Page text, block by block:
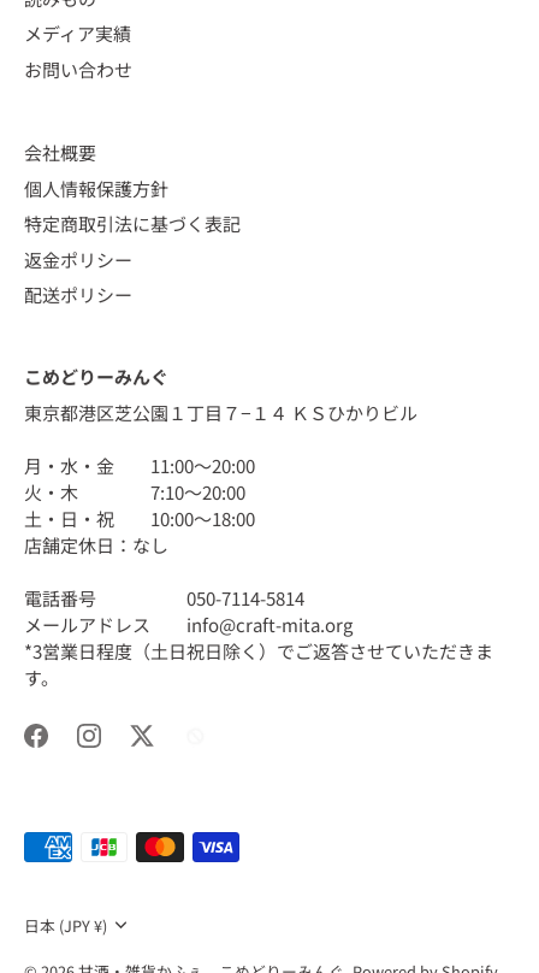
メディア実績
お問い合わせ
会社概要
個人情報保護方針
特定商取引法に基づく表記
返金ポリシー
配送ポリシー
こめどりーみんぐ
東京都港区芝公園１丁目７−１４ ＫＳひかりビル
月・水・金 11:00〜20:00
火・木 7:10〜20:00
土・日・祝 10:00〜18:00
店舗定休日：なし
電話番号 050-7114-5814
メールアドレス info@craft-mita.org
*3営業日程度（土日祝日除く）でご返答させていただきま
す。
通
日本 (JPY ¥)